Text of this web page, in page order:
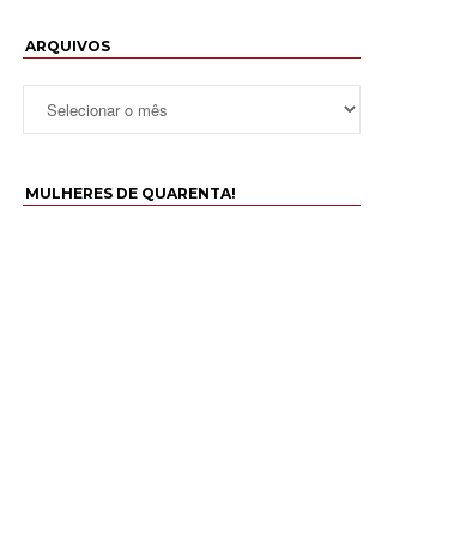
ARQUIVOS
MULHERES DE QUARENTA!